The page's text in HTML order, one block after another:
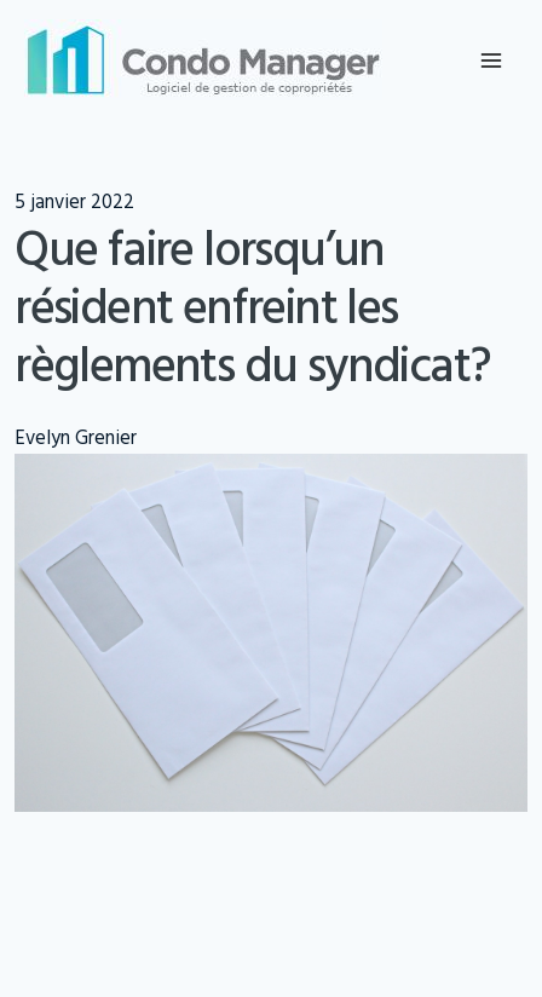
content
5 janvier 2022
Que faire lorsqu’un
résident enfreint les
règlements du syndicat?
Evelyn Grenier